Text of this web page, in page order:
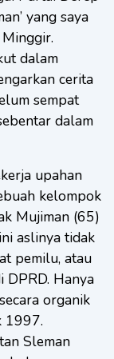
yang saya
dalam
cerita
sempat
dalam
upahan
kelompok
Mujiman (65)
aslinya tidak
pemilu, atau
DPRD. Hanya
organik
1997.
Sleman